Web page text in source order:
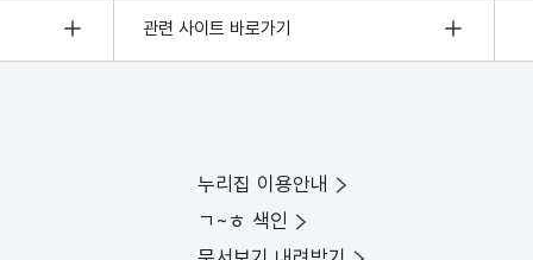
관련 사이트 바로가기
누리집 이용안내
ㄱ~ㅎ 색인